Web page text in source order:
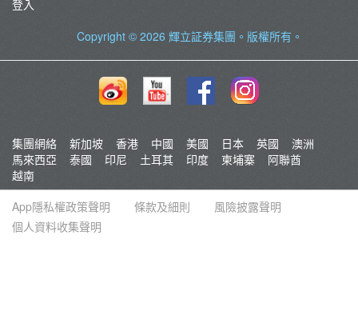
登入
Copyright © 2026 輝立証券集團 。版權所有。
集團網絡 新加坡 香港 中國 美國 日本 英國
澳洲
馬來西亞
泰國 印尼 土耳其 印度 柬埔寨
阿聯酋
越南
App隱私權政策聲明
條款及細則
風險披露聲明
個人資料收集聲明